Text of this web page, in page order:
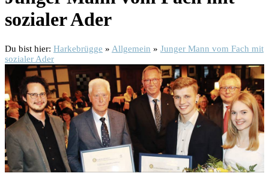
sozialer Ader
Du bist hier: Harkebrügge » Allgemein » Junger Mann vom Fach mit
sozialer Ader